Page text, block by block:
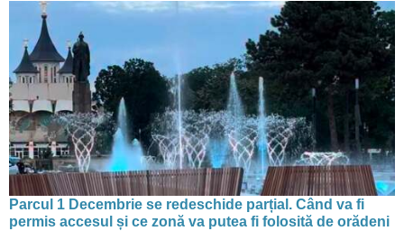
Parcul 1 Decembrie se redeschide parțial. Când va fi
permis accesul și ce zonă va putea fi folosită de orădeni